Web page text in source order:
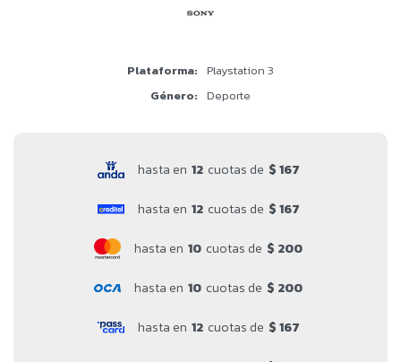
Plataforma
Playstation 3
Género
Deporte
hasta en 12 cuotas de $ 167
hasta en 12 cuotas de $ 167
hasta en 10 cuotas de $ 200
hasta en 10 cuotas de $ 200
hasta en 12 cuotas de $ 167